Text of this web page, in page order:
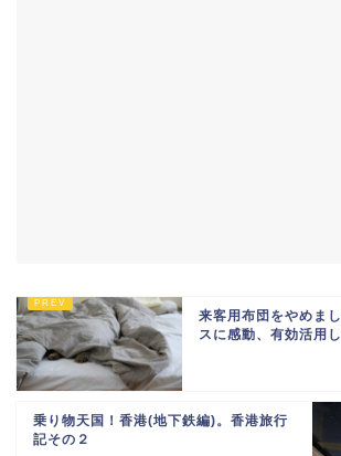
来客用布団をやめま
スに感動、有効活用
乗り物天国！香港(地下鉄編)。香港旅行
記その２